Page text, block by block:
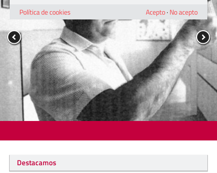
Destacamos
Política de cookies
Acepto· No acepto